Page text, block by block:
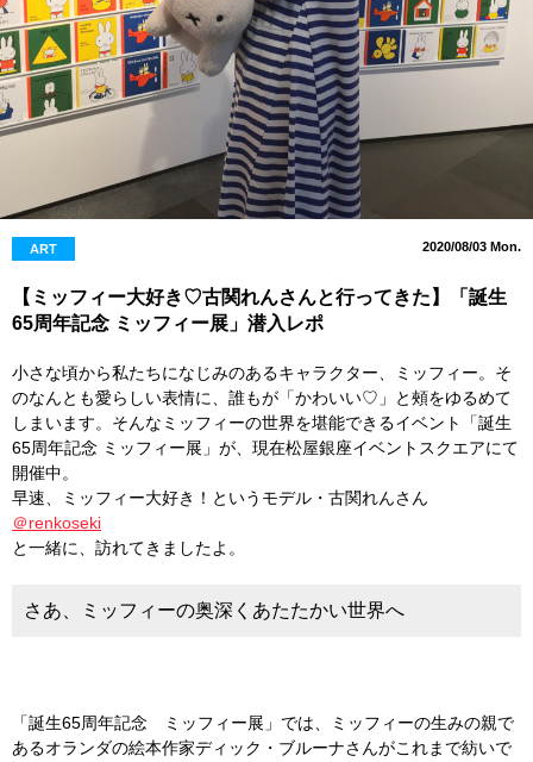
ART 2020/08/03 Mon.
【ミッフィー大好き♡古関れんさんと行ってきた】「誕生
65周年記念 ミッフィー展」潜入レポ
小さな頃から私たちになじみのあるキャラクター、ミッフィー。そ
のなんとも愛らしい表情に、誰もが「かわいい♡」と頰をゆるめて
しまいます。そんなミッフィーの世界を堪能できるイベント「誕生
65周年記念 ミッフィー展」が、現在松屋銀座イベントスクエアにて
開催中。
早速、ミッフィー大好き！というモデル・古関れんさん
＠renkoseki
と一緒に、訪れてきましたよ。
さあ、ミッフィーの奥深くあたたかい世界へ
「誕生65周年記念 ミッフィー展」では、ミッフィーの生みの親で
あるオランダの絵本作家ディック・ブルーナさんがこれまで紡いで